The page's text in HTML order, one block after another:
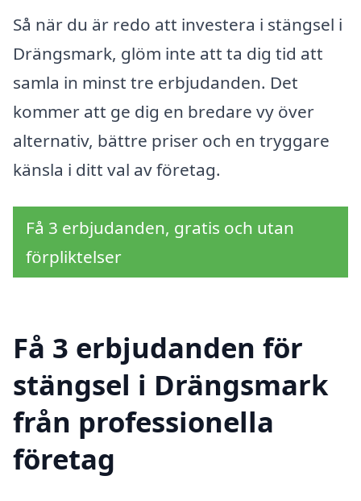
Så när du är redo att investera i stängsel i
Drängsmark, glöm inte att ta dig tid att
samla in minst tre erbjudanden. Det
kommer att ge dig en bredare vy över
alternativ, bättre priser och en tryggare
känsla i ditt val av företag.
Få 3 erbjudanden, gratis och utan
förpliktelser
Få 3 erbjudanden för
stängsel i Drängsmark
från professionella
företag